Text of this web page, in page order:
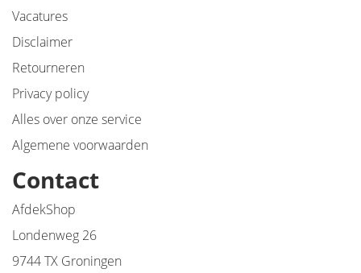
Vacatures
Disclaimer
Retourneren
Privacy policy
Alles over onze service
Algemene voorwaarden
Contact
AfdekShop
Londenweg 26
9744 TX Groningen